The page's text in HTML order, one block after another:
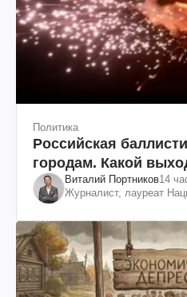
Политика
Российская
городам. Какой
Виталий Портников14
Журналист, лауреат